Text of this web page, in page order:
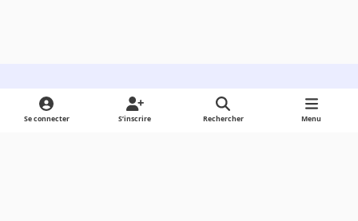
Light ModeDark ModeSystem Preference
Se connecter S’inscrire Rechercher Menu